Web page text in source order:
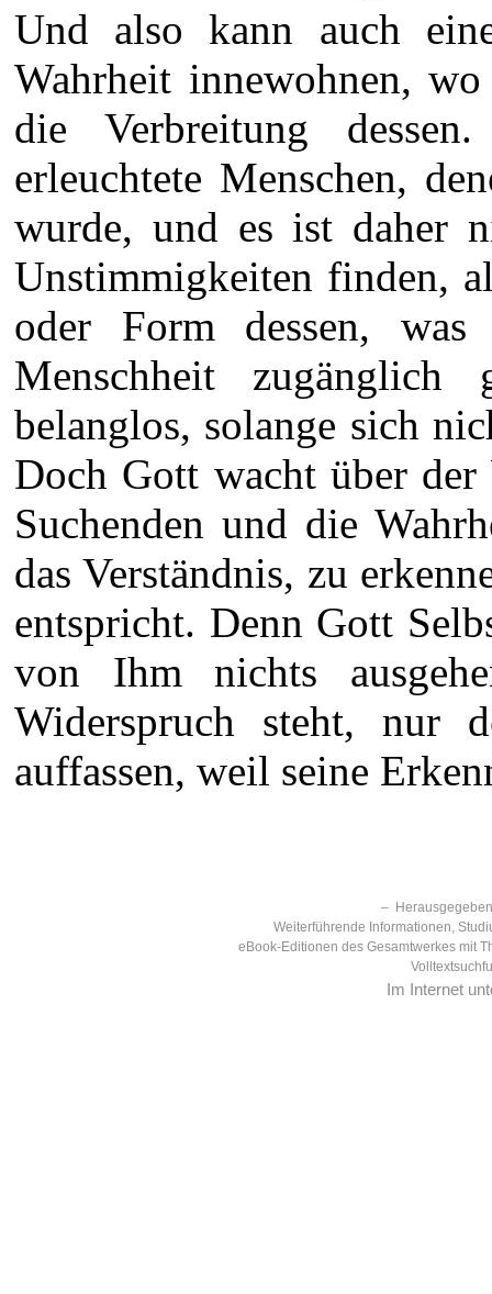
Und also kann auch
Wahrheit innewohnen,
die Verbreitung
erleuchtete Menschen,
wurde, und es ist daher
Unstimmigkeiten finden,
oder Form dessen,
Menschheit
belanglos, solange sich
Doch Gott wacht über
Suchenden und die
das Verständnis, zu
entspricht. Denn Gott
von Ihm nichts
Widerspruch steht, nur
auffassen, weil seine
–
Weiterführende Informationen,
eBook-Editionen des Gesamtwerkes mit
Im Internet